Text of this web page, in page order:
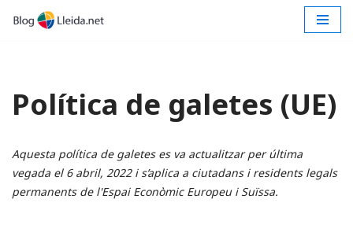
Política de galetes (UE)
Aquesta política de galetes es va actualitzar per última
vegada el 6 abril, 2022 i s’aplica a ciutadans i residents legals
permanents de l'Espai Econòmic Europeu i Suïssa.